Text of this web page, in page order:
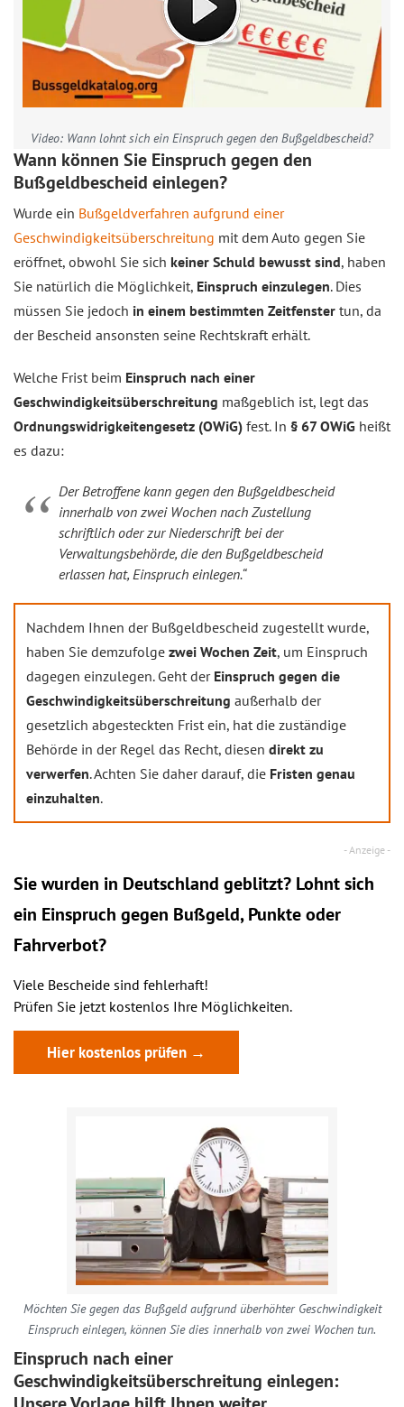
Video: Wann lohnt sich ein Einspruch gegen den Bußgeldbescheid?
Wann können Sie Einspruch gegen den
Bußgeldbescheid einlegen?
Wurde ein Bußgeldverfahren aufgrund einer
Geschwindigkeitsüberschreitung mit dem Auto gegen Sie
eröffnet, obwohl Sie sich keiner Schuld bewusst sind, haben
Sie natürlich die Möglichkeit, Einspruch einzulegen. Dies
müssen Sie jedoch in einem bestimmten Zeitfenster tun, da
der Bescheid ansonsten seine Rechtskraft erhält.
Welche Frist beim Einspruch nach einer
Geschwindigkeitsüberschreitung maßgeblich ist, legt das
Ordnungswidrigkeitengesetz (OWiG) fest. In § 67 OWiG heißt
es dazu:
Der Betroffene kann gegen den Bußgeldbescheid
innerhalb von zwei Wochen nach Zustellung
schriftlich oder zur Niederschrift bei der
Verwaltungsbehörde, die den Bußgeldbescheid
erlassen hat, Einspruch einlegen.“
Nachdem Ihnen der Bußgeldbescheid zugestellt wurde,
haben Sie demzufolge zwei Wochen Zeit, um Einspruch
dagegen einzulegen. Geht der Einspruch gegen die
Geschwindigkeitsüberschreitung außerhalb der
gesetzlich abgesteckten Frist ein, hat die zuständige
Behörde in der Regel das Recht, diesen direkt zu
verwerfen. Achten Sie daher darauf, die Fristen genau
einzuhalten.
Sie wurden in Deutschland geblitzt? Lohnt sich
ein Einspruch gegen Bußgeld, Punkte oder
Fahrverbot?
Viele Bescheide sind fehlerhaft!
Prüfen Sie jetzt kostenlos Ihre Möglichkeiten.
Hier kostenlos prüfen →
Möchten Sie gegen das Bußgeld aufgrund überhöhter Geschwindigkeit
Einspruch einlegen, können Sie dies innerhalb von zwei Wochen tun.
Einspruch nach einer
Geschwindigkeitsüberschreitung einlegen: